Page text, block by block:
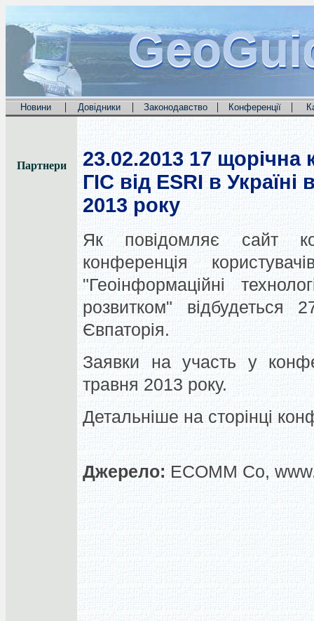
Новини | Довідники | Законодавство | Конференції |
Партнери 23.02.2013 17 щорічна
ГІС від ESRI в
2013 року
Як повідомляє сайт
конференція
"Геоінформаційні
розвитком" відбудеться
Євпаторія.
Заявки на участь у
травня 2013 року.
Детальніше на сторінці
Джерело: ECOMM Co,